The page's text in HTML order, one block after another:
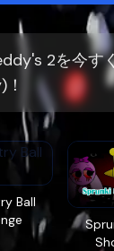
2を今す
Ball